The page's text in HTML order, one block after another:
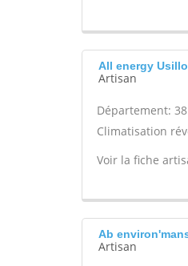
All energy
Artisan
Département: 38
Climatisation
Voir la fiche
Ab
Artisan